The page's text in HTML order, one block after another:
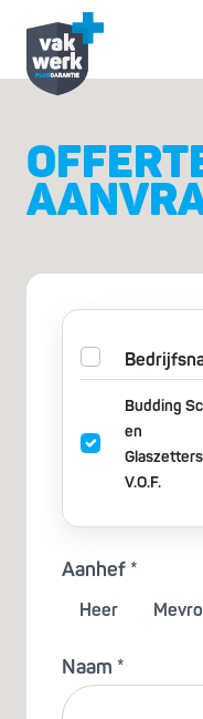
Budding
en
V.O.F.
Aanhef *
Heer
Naam *